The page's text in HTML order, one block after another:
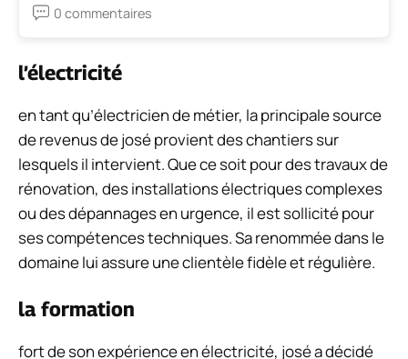
0 commentaires
l’électricité
en tant qu’électricien de métier, la principale source
de revenus de josé provient des chantiers sur
lesquels il intervient. Que ce soit pour des travaux de
rénovation, des installations électriques complexes
ou des dépannages en urgence, il est sollicité pour
ses compétences techniques. Sa renommée dans le
domaine lui assure une clientèle fidèle et régulière.
la formation
fort de son expérience en électricité, josé a décidé